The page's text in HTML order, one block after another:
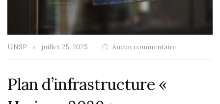
UNSP juillet 25, 2025 Aucun commentaire
Plan d’infrastructure «